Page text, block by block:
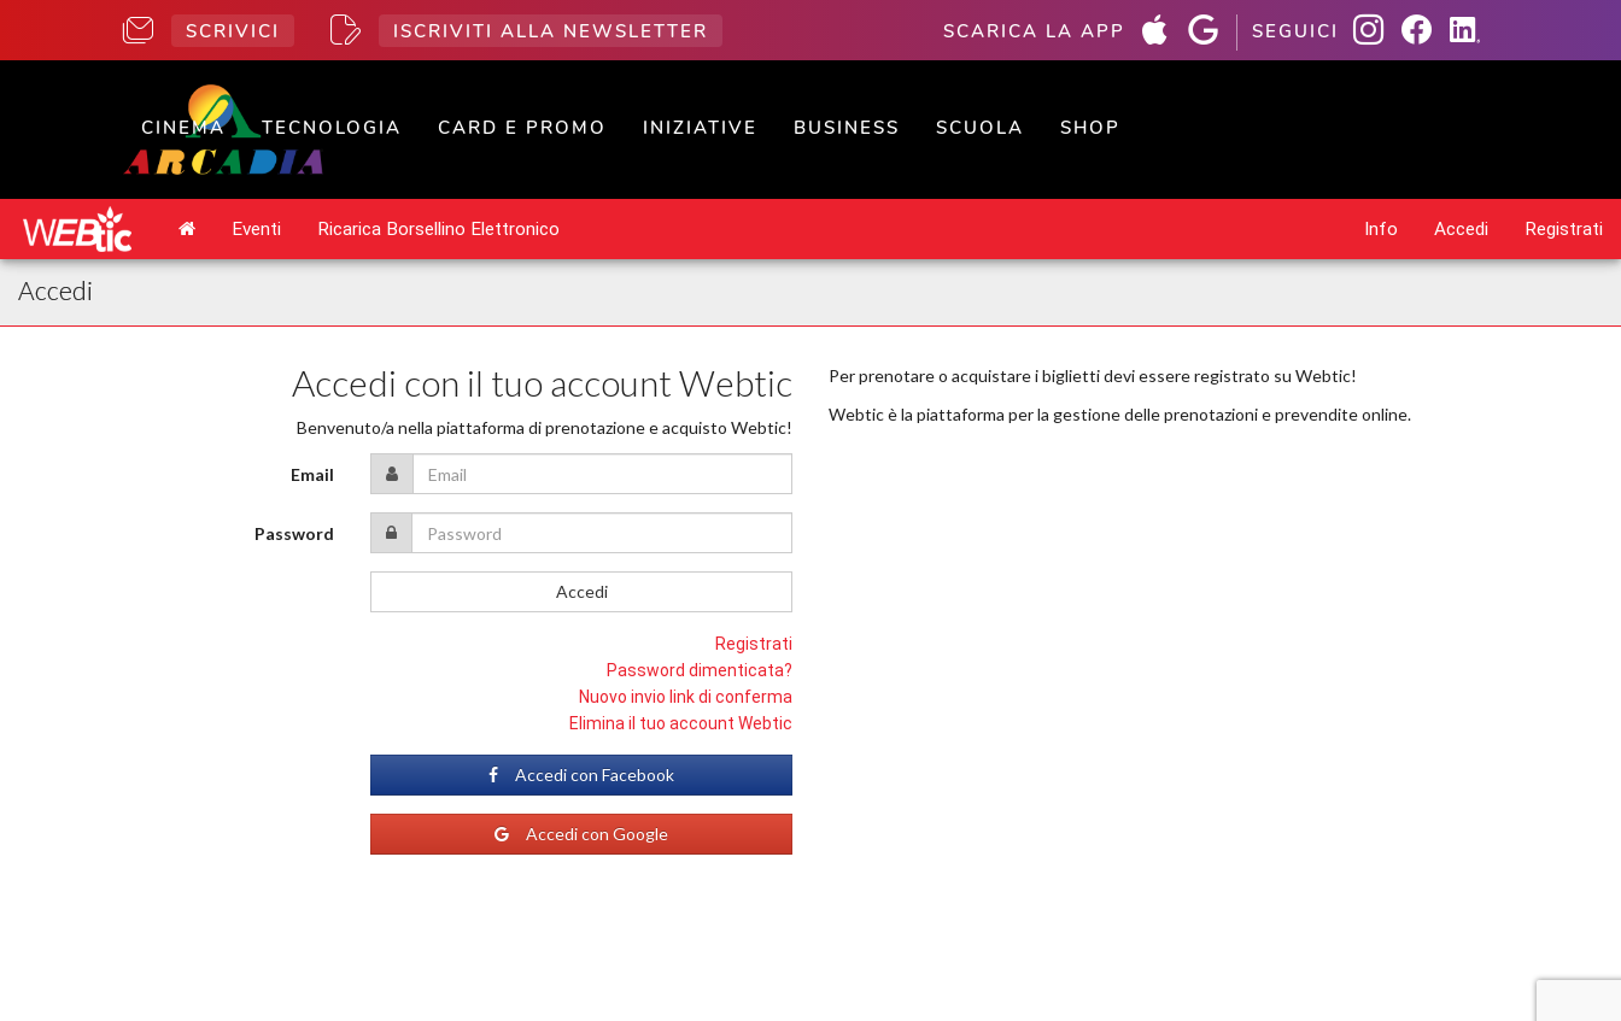
SCRIVICI ISCRIVITI ALLA NEWSLETTER SCARICA LA APP SEGUICI
CINEMA TECNOLOGIA CARD E PROMO INIZIATIVE BUSINESS SCUOLA SHOP